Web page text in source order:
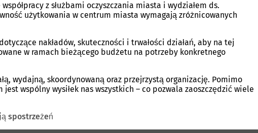
z służbami oczyszczania miasta i wydziałem ds.
użytkowania w centrum miasta wymagają zróżnicowanych
nakładów, skuteczności i trwałości działań, aby na tej
w ramach bieżącego budżetu na potrzeby konkretnego
wydajną, skoordynowaną oraz przejrzystą organizację. Pomimo
wspólny wysiłek nas wszystkich – co pozwala zaoszczędzić wiele
spostrzeżeń